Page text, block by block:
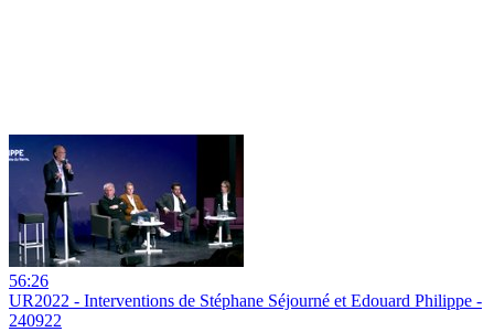
56:26
UR2022 - Interventions de Stéphane Séjourné et Edouard Philippe -
240922